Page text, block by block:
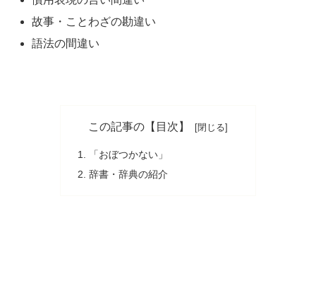
故事・ことわざの勘違い
語法の間違い
この記事の【目次】
「おぼつかない」
辞書・辞典の紹介